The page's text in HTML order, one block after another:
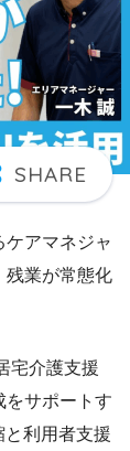
アマネジャ
残業が常態化
宅介護支援
をサポートす
利用者支援